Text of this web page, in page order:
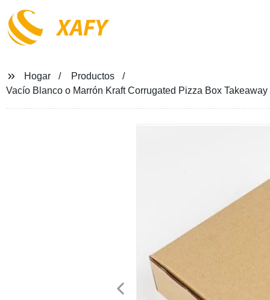
XAFY
Hogar
Productos
Vacío Blanco o Marrón Kraft Corrugated Pizza Box